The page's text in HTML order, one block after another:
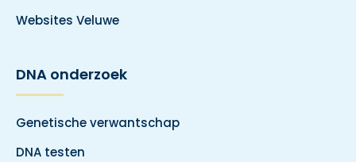
Websites Veluwe
DNA onderzoek
Genetische verwantschap
DNA testen